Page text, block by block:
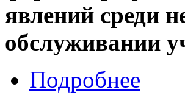
явлений среди
обслуживании
Подробнее